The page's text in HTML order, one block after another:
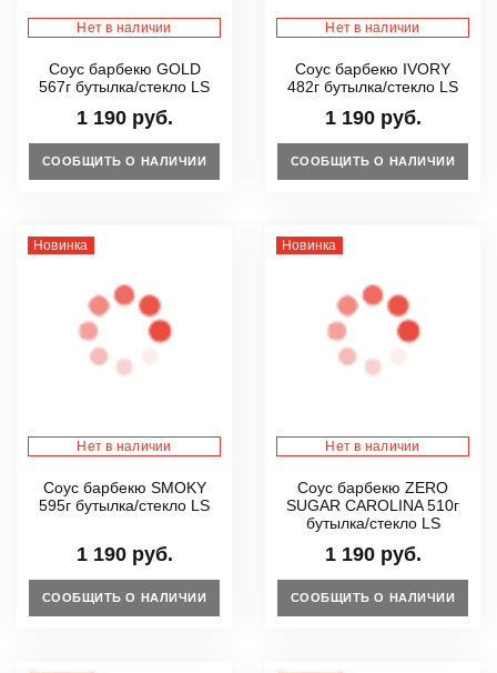
Нет в наличии
Соус барбекю GOLD
567г бутылка/стекло LS
1 190 руб.
СООБЩИТЬ О НАЛИЧИИ
Нет в наличии
Соус барбекю IVORY
482г бутылка/стекло LS
1 190 руб.
СООБЩИТЬ О НАЛИЧИИ
Новинка
Нет в наличии
Соус барбекю SMOKY
595г бутылка/стекло LS
1 190 руб.
СООБЩИТЬ О НАЛИЧИИ
Новинка
Нет в наличии
Соус барбекю ZERO
SUGAR CAROLINA 510г
бутылка/стекло LS
1 190 руб.
СООБЩИТЬ О НАЛИЧИИ